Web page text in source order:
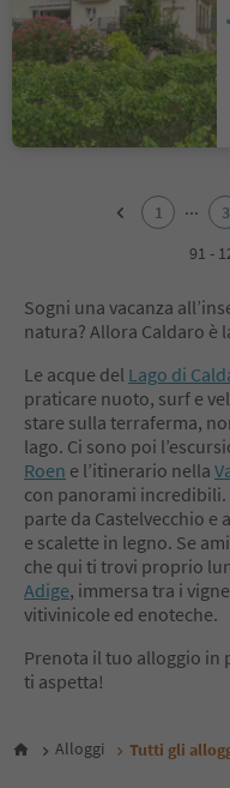
10
11
1 ... 3
91 -
Sogni una vacanza
natura? Allora Caldaro è
Le acque del Lago di
praticare nuoto, surf e
stare sulla terraferma,
lago. Ci sono poi
Roen e l’itinerario nella
con panorami
parte da Castelvecchio e
e scalette in legno. Se
che qui ti trovi proprio
Adige, immersa tra i
vitivinicole ed enoteche.
Prenota il tuo alloggio in
ti aspetta!
Alloggi Tutti gli